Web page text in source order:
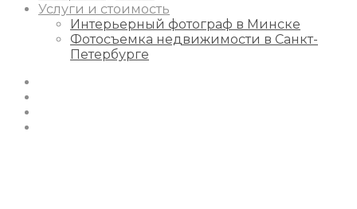
Услуги и стоимость
Интерьерный фотограф в Минске
Фотосъемка недвижимости в Санкт-
Петербурге